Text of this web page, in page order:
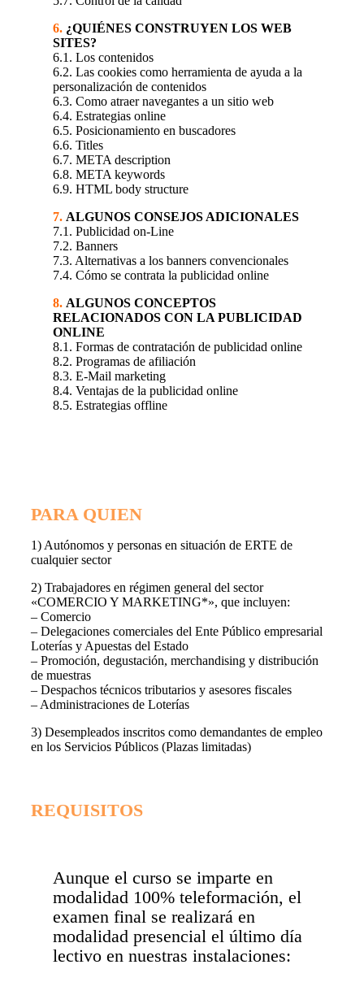
6.¿QUIÉNES CONSTRUYEN LOS WEB
SITES?
6.1. Los contenidos
6.2. Las cookies como herramienta de ayuda a la
personalización de contenidos
6.3. Como atraer navegantes a un sitio web
6.4. Estrategias online
6.5. Posicionamiento en buscadores
6.6. Titles
6.7. META description
6.8. META keywords
6.9. HTML body structure
7. ALGUNOS CONSEJOS ADICIONALES
7.1. Publicidad on-Line
7.2. Banners
7.3. Alternativas a los banners convencionales
7.4. Cómo se contrata la publicidad online
8. ALGUNOS CONCEPTOS
RELACIONADOS CON LA PUBLICIDAD
ONLINE
8.1. Formas de contratación de publicidad online
8.2. Programas de afiliación
8.3. E-Mail marketing
8.4. Ventajas de la publicidad online
8.5. Estrategias offline
PARA QUIEN
1) Autónomos y personas en situación de ERTE de
cualquier sector
2) Trabajadores en régimen general del sector
«COMERCIO Y MARKETING*», que incluyen:
– Comercio
– Delegaciones comerciales del Ente Público empresarial
Loterías y Apuestas del Estado
– Promoción, degustación, merchandising y distribución
de muestras
– Despachos técnicos tributarios y asesores fiscales
– Administraciones de Loterías
3) Desempleados inscritos como demandantes de empleo
en los Servicios Públicos (Plazas limitadas)
REQUISITOS
Aunque el curso se imparte en
modalidad 100% teleformación, el
examen final se realizará en
modalidad presencial el último día
lectivo en nuestras instalaciones: